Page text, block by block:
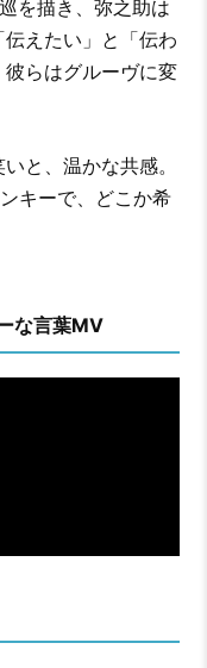
を描き、弥之助は
えたい」と「伝わ
らはグルーヴに変
と、温かな共感。
キーで、どこか希
な言葉MV